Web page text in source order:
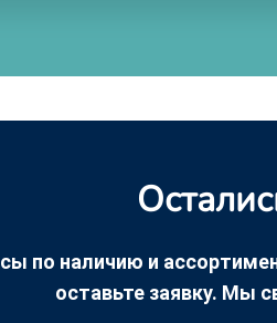
по наличию и
оставьте заявку. Мы